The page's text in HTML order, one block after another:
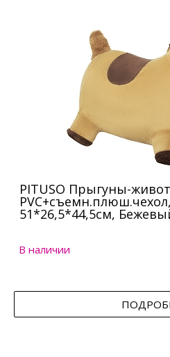
PITUSO Прыгуны-
51*26,5*44,5см,
В наличии